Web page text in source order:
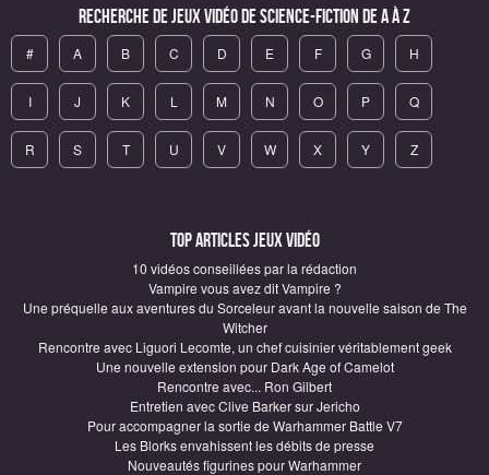
Recherche de Jeux vidéo de science-fiction de A à Z
# A B C D E F G H
I J K L M N O P Q
R S T U V W X Y Z
Top articles Jeux vidéo
10 vidéos conseillées par la rédaction
Vampire vous avez dit Vampire ?
Une préquelle aux aventures du Sorceleur avant la nouvelle saison de The
Witcher
Rencontre avec Liguori Lecomte, un chef cuisinier véritablement geek
Une nouvelle extension pour Dark Age of Camelot
Rencontre avec... Ron Gilbert
Entretien avec Clive Barker sur Jericho
Pour accompagner la sortie de Warhammer Battle V7
Les Blorks envahissent les débits de presse
Nouveautés figurines pour Warhammer